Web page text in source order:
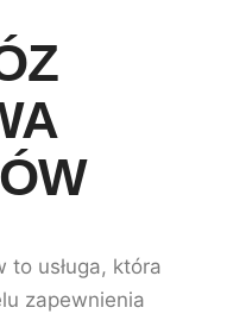
to usługa, która
zapewnienia